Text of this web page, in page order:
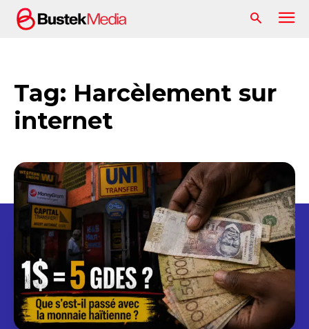
Tag: Harcèlement sur
internet